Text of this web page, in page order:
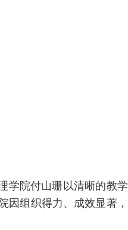
学院付山珊以清晰的教学
因组织得力、成效显著，